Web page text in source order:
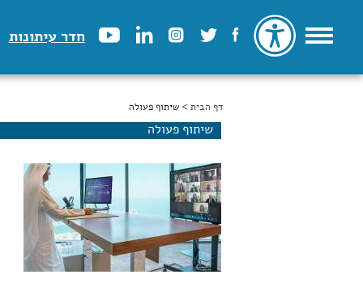
חדר עיתונות
הינך נמצא כאן
דף הבית > שיתוף פעולה
שיתוף פעולה